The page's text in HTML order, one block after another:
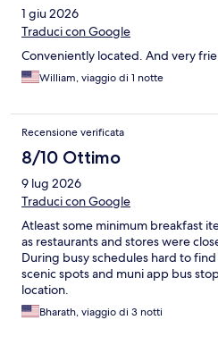
1 giu 2026
Traduci con Google
Conveniently located. And very
William, viaggio di 1 notte
Recensione verificata
8/10 Ottimo
9 lug 2026
Traduci con Google
Atleast some minimum breakfast
as restaurants and stores were
During busy schedules hard to
scenic spots and muni app bus
location.
Bharath, viaggio di 3 notti